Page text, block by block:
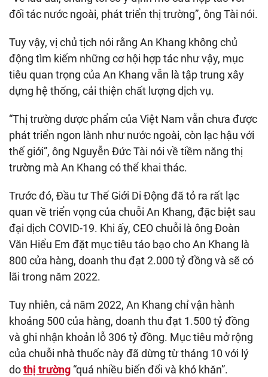
đối tác nước ngoài, phát triển thị trường”, ông Tài nói.
Tuy vậy, vị chủ tịch nói rằng An Khang không chủ
động tìm kiếm những cơ hội hợp tác như vậy, mục
tiêu quan trọng của An Khang vẫn là tập trung xây
dựng hệ thống, cải thiện chất lượng dịch vụ.
“Thị trường dược phẩm của Việt Nam vẫn chưa được
phát triển ngon lành như nước ngoài, còn lạc hậu với
thế giới”, ông Nguyễn Đức Tài nói về tiềm năng thị
trường mà An Khang có thể khai thác.
Trước đó, Đầu tư Thế Giới Di Động đã tỏ ra rất lạc
quan về triển vọng của chuỗi An Khang, đặc biệt sau
đại dịch COVID-19. Khi ấy, CEO chuỗi là ông Đoàn
Văn Hiểu Em đặt mục tiêu táo bạo cho An Khang là
800 cửa hàng, doanh thu đạt 2.000 tỷ đồng và sẽ có
lãi trong năm 2022.
Tuy nhiên, cả năm 2022, An Khang chỉ vận hành
khoảng 500 của hàng, doanh thu đạt 1.500 tỷ đồng
và ghi nhận khoản lỗ 306 tỷ đồng. Mục tiêu mở rộng
của chuỗi nhà thuốc này đã dừng từ tháng 10 với lý
dothị trường “quá nhiều biến đổi và khó khăn”.